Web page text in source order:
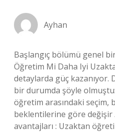
Ayhan
Başlangıç bölümü genel
Öğretim Mi Daha Iyi
detaylarda güç kazanıyor.
bir durumda şöyle
öğretim arasındaki seçim,
beklentilerine göre değişir
avantajları : Uzaktan